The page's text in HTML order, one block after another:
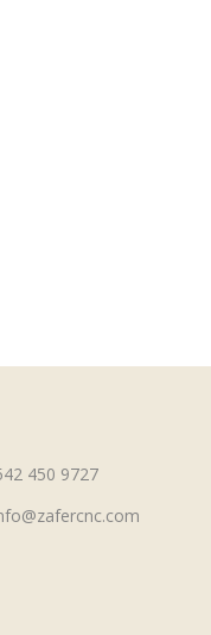
450 9727